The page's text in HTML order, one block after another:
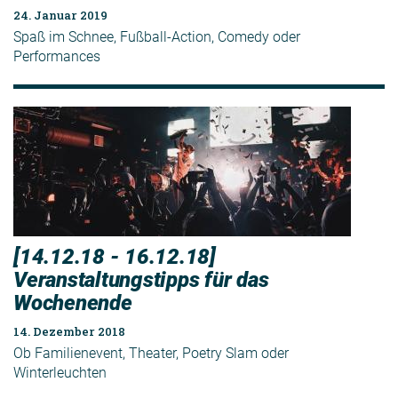
24. Januar 2019
Spaß im Schnee, Fußball-Action, Comedy oder
Performances
[14.12.18 - 16.12.18]
Veranstaltungstipps für das
Wochenende
14. Dezember 2018
Ob Familienevent, Theater, Poetry Slam oder
Winterleuchten